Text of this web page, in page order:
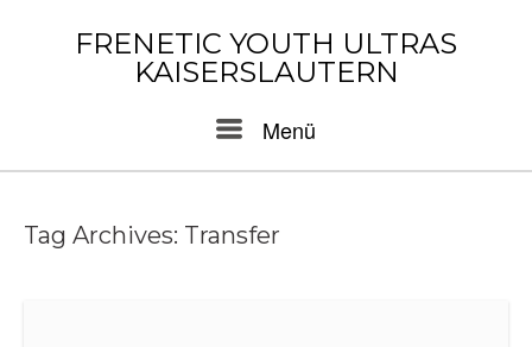
FRENETIC YOUTH ULTRAS
KAISERSLAUTERN
Menü
Tag Archives: Transfer